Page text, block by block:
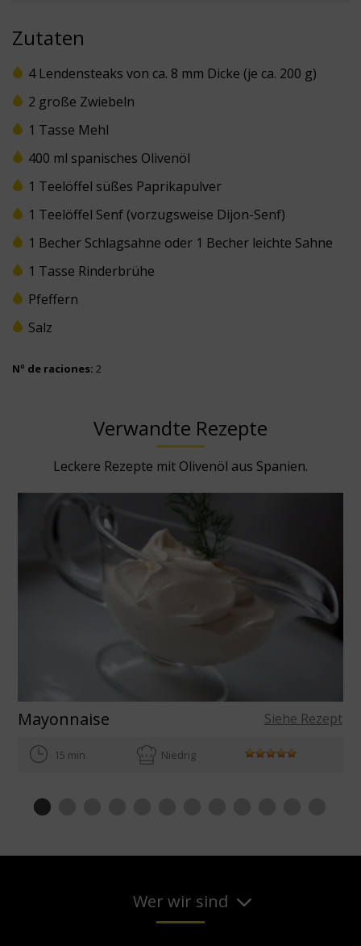
Zutaten
4 Lendensteaks von ca. 8 mm Dicke (je ca. 200 g)
2 große Zwiebeln
1 Tasse Mehl
400 ml spanisches Olivenöl
1 Teelöffel süßes Paprikapulver
1 Teelöffel Senf (vorzugsweise Dijon-Senf)
1 Becher Schlagsahne oder 1 Becher leichte Sahne
1 Tasse Rinderbrühe
Pfeffern
Salz
Nº de raciones: 2
Verwandte Rezepte
Leckere Rezepte mit Olivenöl aus Spanien.
Mayonnaise Siehe Rezept
15 min Niedrig
Wer wir sind